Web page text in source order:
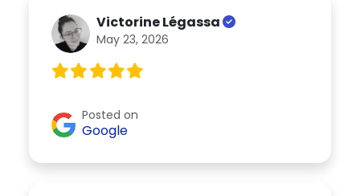
Victorine Légassa
May 23, 2026
Posted on
Google